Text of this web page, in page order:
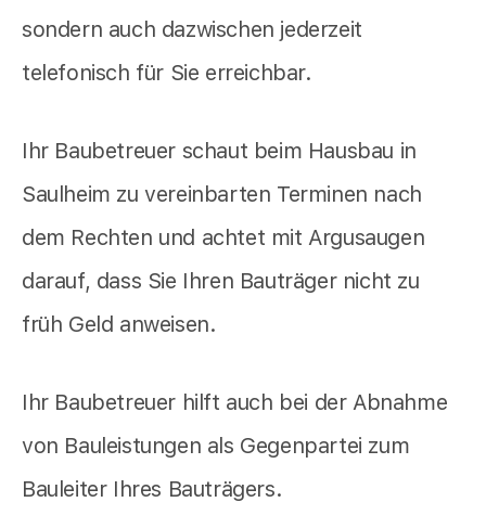
sondern auch dazwischen jederzeit
telefonisch für Sie erreichbar.
Ihr Baubetreuer schaut beim Hausbau in
Saulheim zu vereinbarten Terminen nach
dem Rechten und achtet mit Argusaugen
darauf, dass Sie Ihren Bauträger nicht zu
früh Geld anweisen.
Ihr Baubetreuer hilft auch bei der Abnahme
von Bauleistungen als Gegenpartei zum
Bauleiter Ihres Bauträgers.